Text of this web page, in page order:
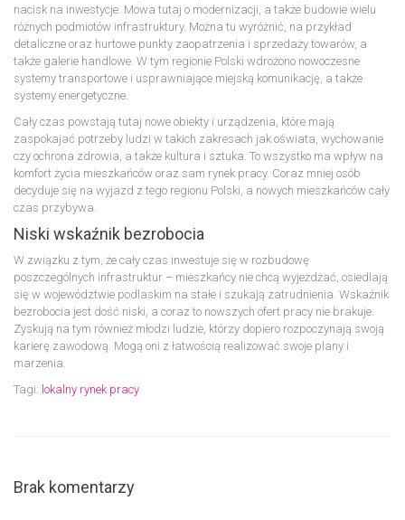
nacisk na inwestycje. Mowa tutaj o modernizacji, a także budowie wielu
różnych podmiotów infrastruktury. Można tu wyróżnić, na przykład
detaliczne oraz hurtowe punkty zaopatrzenia i sprzedaży towarów, a
także galerie handlowe. W tym regionie Polski wdrożono nowoczesne
systemy transportowe i usprawniające miejską komunikację, a także
systemy energetyczne.
Cały czas powstają tutaj nowe obiekty i urządzenia, które mają
zaspokajać potrzeby ludzi w takich zakresach jak oświata, wychowanie
czy ochrona zdrowia, a także kultura i sztuka. To wszystko ma wpływ na
komfort życia mieszkańców oraz sam rynek pracy. Coraz mniej osób
decyduje się na wyjazd z tego regionu Polski, a nowych mieszkańców cały
czas przybywa.
Niski wskaźnik bezrobocia
W związku z tym, że cały czas inwestuje się w rozbudowę
poszczególnych infrastruktur – mieszkańcy nie chcą wyjeżdżać, osiedlają
się w województwie podlaskim na stałe i szukają zatrudnienia. Wskaźnik
bezrobocia jest dość niski, a coraz to nowszych ofert pracy nie brakuje.
Zyskują na tym również młodzi ludzie, którzy dopiero rozpoczynają swoją
karierę zawodową. Mogą oni z łatwością realizować swoje plany i
marzenia.
Tagi: lokalny rynek pracy
Brak komentarzy